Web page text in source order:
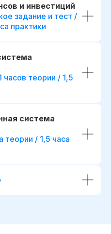
и инвестиций
задание и тест /
практики
часов теории / 1,5
система
теории / 1,5 часа
без
Освоение Excel
и SQL*
карьерном
на позицию
в финансах